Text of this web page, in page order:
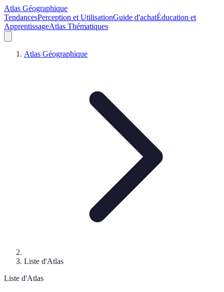
Atlas Géographique
TendancesPerception et UtilisationGuide d'achatÉducation et
ApprentissageAtlas Thématiques
Atlas Géographique
Liste d'Atlas
Liste d'Atlas